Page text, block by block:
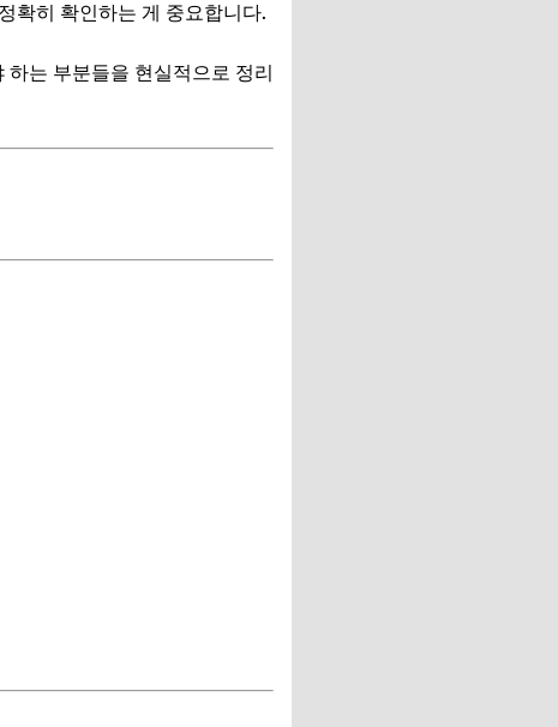
확히 확인하는 게 중요합니다.
는 부분들을 현실적으로 정리